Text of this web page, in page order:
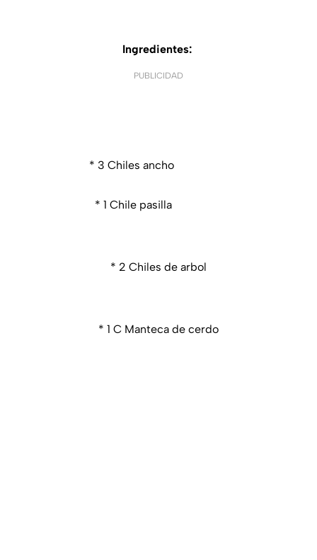
Ingredientes:
PUBLICIDAD
* 3 Chiles ancho
* 1 Chile pasilla
* 2 Chiles de arbol
* 1 C Manteca de cerdo